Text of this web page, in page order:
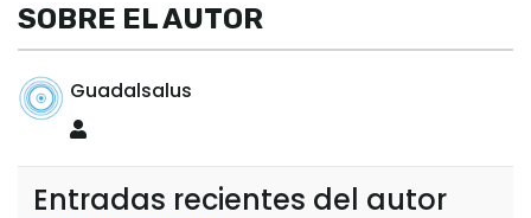
SOBRE EL AUTOR
Guadalsalus
Entradas recientes del autor